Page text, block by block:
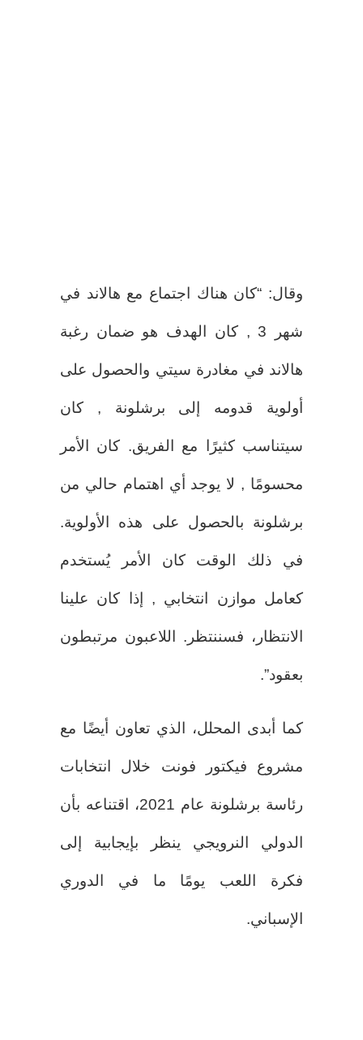
وقال: “كان هناك اجتماع مع هالاند في
شهر 3 , كان الهدف هو ضمان رغبة
هالاند في مغادرة سيتي والحصول على
أولوية قدومه إلى برشلونة , كان
سيتناسب كثيرًا مع الفريق. كان الأمر
محسومًا , لا يوجد أي اهتمام حالي من
برشلونة بالحصول على هذه الأولوية.
في ذلك الوقت كان الأمر يُستخدم
كعامل موازن انتخابي , إذا كان علينا
الانتظار، فسننتظر. اللاعبون مرتبطون
بعقود”.
كما أبدى المحلل، الذي تعاون أيضًا مع
مشروع فيكتور فونت خلال انتخابات
رئاسة برشلونة عام 2021، اقتناعه بأن
الدولي النرويجي ينظر بإيجابية إلى
فكرة اللعب يومًا ما في الدوري
الإسباني.